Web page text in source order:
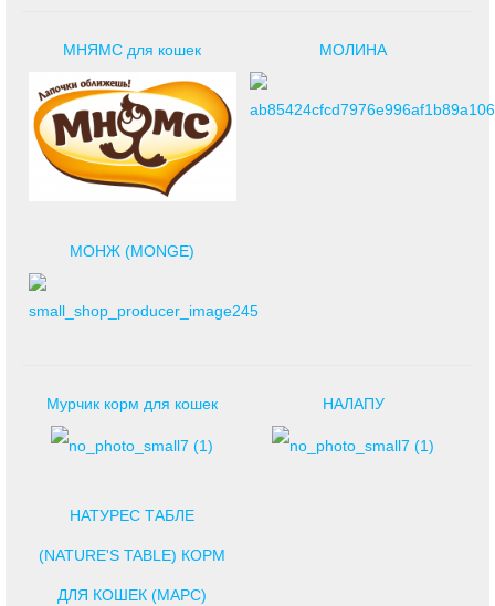
МНЯМС для кошек МОЛИНА
МОНЖ (MONGE)
Мурчик корм для кошек НАЛАПУ
НАТУРЕС ТАБЛЕ
(NATURE'S TABLE) КОРМ
ДЛЯ КОШЕК (МАРС)